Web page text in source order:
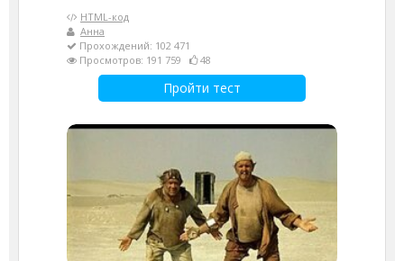
HTML-код
Анна
Прохождений: 102 471
Просмотров: 191 759
48
Пройти тест